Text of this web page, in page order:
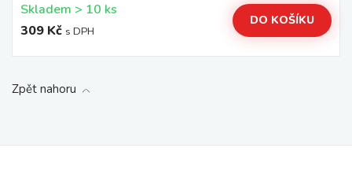
Skladem > 10 ks
309 Kč s DPH
DO KOŠÍKU
Zpět nahoru